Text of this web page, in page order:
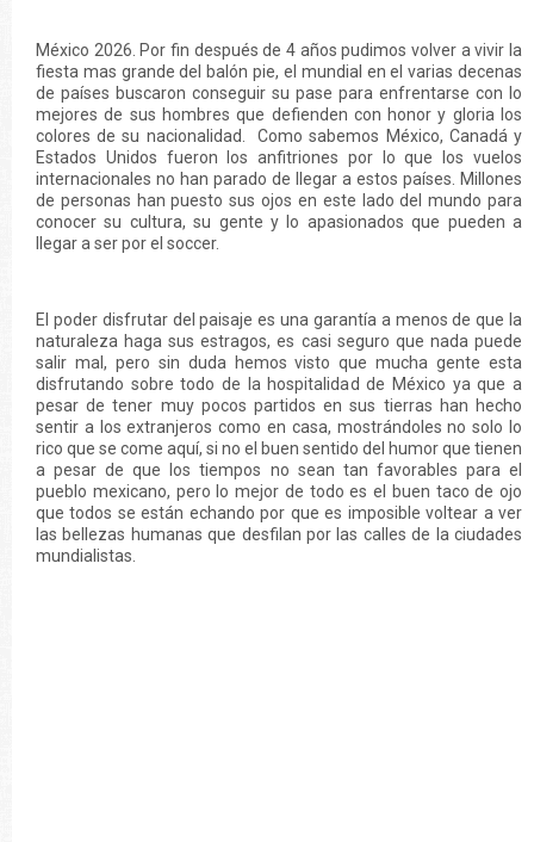
México 2026. Por fin después de 4 años pudimos volver a vivir la
fiesta mas grande del balón pie, el mundial en el varias decenas
de países buscaron conseguir su pase para enfrentarse con lo
mejores de sus hombres que defienden con honor y gloria los
colores de su nacionalidad. Como sabemos México, Canadá y
Estados Unidos fueron los anfitriones por lo que los vuelos
internacionales no han parado de llegar a estos países. Millones
de personas han puesto sus ojos en este lado del mundo para
conocer su cultura, su gente y lo apasionados que pueden a
llegar a ser por el soccer.
El poder disfrutar del paisaje es una garantía a menos de que la
naturaleza haga sus estragos, es casi seguro que nada puede
salir mal, pero sin duda hemos visto que mucha gente esta
disfrutando sobre todo de la hospitalidad de México ya que a
pesar de tener muy pocos partidos en sus tierras han hecho
sentir a los extranjeros como en casa, mostrándoles no solo lo
rico que se come aquí, si no el buen sentido del humor que tienen
a pesar de que los tiempos no sean tan favorables para el
pueblo mexicano, pero lo mejor de todo es el buen taco de ojo
que todos se están echando por que es imposible voltear a ver
las bellezas humanas que desfilan por las calles de la ciudades
mundialistas.